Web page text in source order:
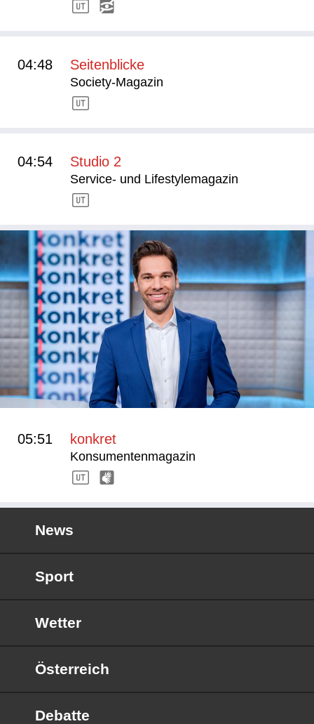
04:48 Seitenblicke
Society-Magazin
04:54 Studio 2
Service- und Lifestylemagazin
05:51 konkret
Konsumentenmagazin
News
Sport
Wetter
Österreich
Debatte